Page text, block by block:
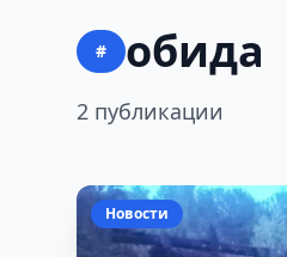
# обида
2 публикации
Новости